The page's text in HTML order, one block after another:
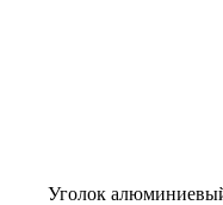
Уголок